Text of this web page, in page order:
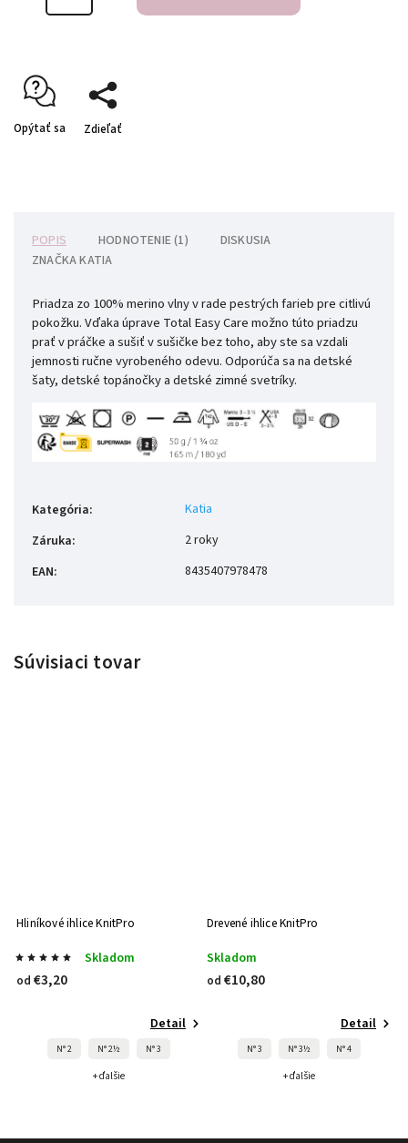
Opýtať sa Zdieľať
POPIS HODNOTENIE (1)
DISKUSIA
ZNAČKAKATIA
Priadza zo 100% merino vlny v rade pestrých farieb pre citlivú
pokožku.Vďaka úprave Total Easy Caremožno túto priadzu
prať v práčke a sušiť v sušičke bez toho, aby ste sa vzdali
jemnosti ručne vyrobeného odevu.Odporúča sa na detské
šaty, detské topánočky a detské zimné svetríky.
Kategória:
Katia
Záruka:
2 roky
EAN: 8435407978478
Súvisiaci tovar
Hliníkové ihlice KnitPro
Skladom
od €3,20
Detail
N° 2 N° 2½ N° 3
+ ďalšie
Drevené ihlice KnitPro
Skladom
od €10,80
Detail
N° 3 N° 3½ N° 4
+ ďalšie